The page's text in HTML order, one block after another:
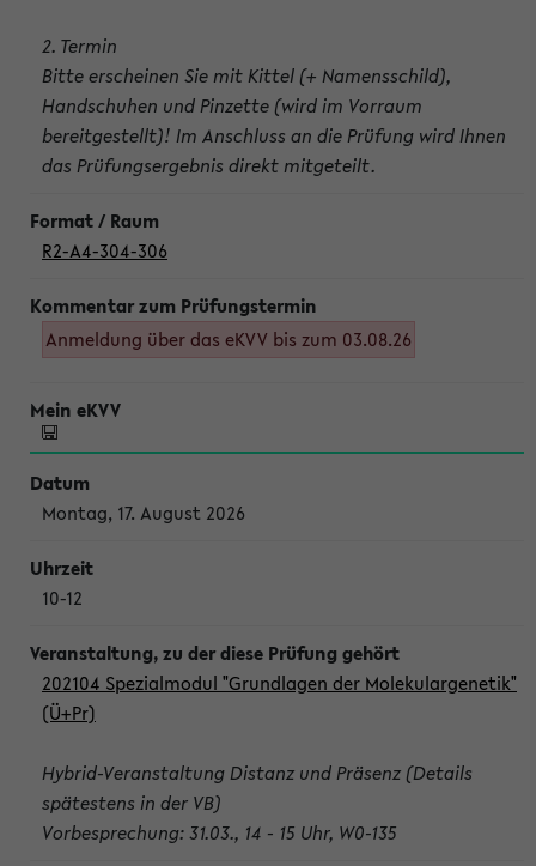
2. Termin
Bitte erscheinen Sie mit Kittel (+ Namensschild),
Handschuhen und Pinzette (wird im Vorraum
bereitgestellt)! Im Anschluss an die Prüfung wird Ihnen
das Prüfungsergebnis direkt mitgeteilt.
R2-A4-304-306
Anmeldung über das eKVV bis zum 03.08.26
Montag, 17. August 2026
10-12
202104 Spezialmodul "Grundlagen der Molekulargenetik"
(Ü+Pr)
Hybrid-Veranstaltung Distanz und Präsenz (Details
spätestens in der VB)
Vorbesprechung: 31.03., 14 - 15 Uhr, W0-135